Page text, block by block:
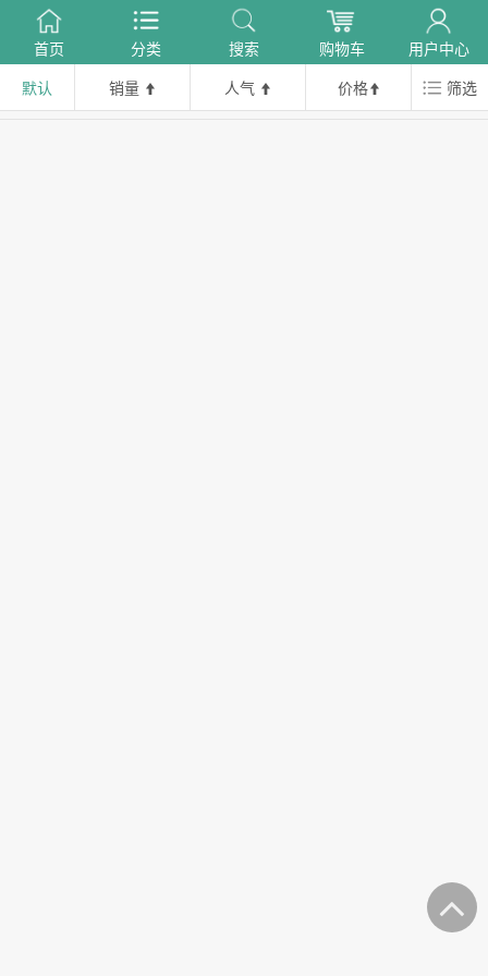
首页 分类 搜索 购物车
用户中心
默认
销量 人气 价格 筛选